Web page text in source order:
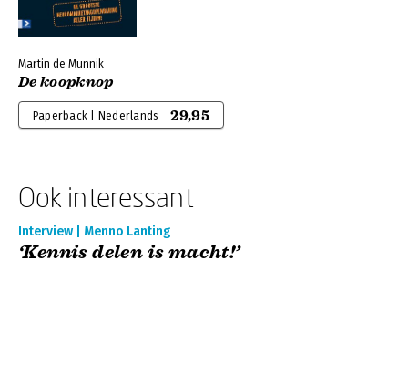
Martin de Munnik
De koopknop
Paperback | Nederlands 29,95
Ook interessant
Interview | Menno Lanting
‘Kennis delen is macht!’